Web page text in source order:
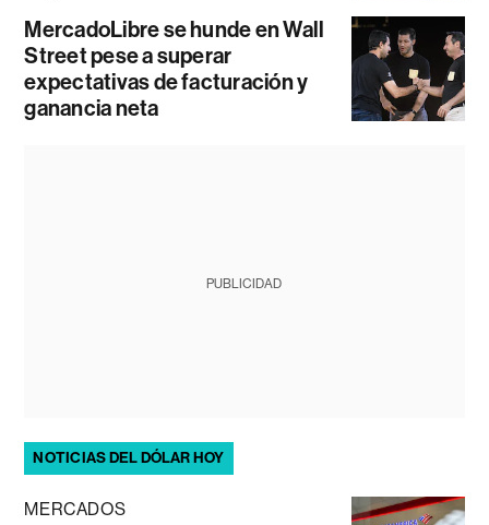
MercadoLibre se hunde en Wall
Street pese a superar
expectativas de facturación y
ganancia neta
PUBLICIDAD
NOTICIAS DEL DÓLAR HOY
MERCADOS